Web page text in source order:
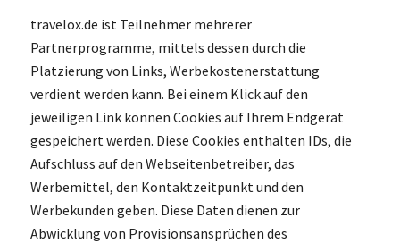
travelox.de ist Teilnehmer mehrerer
Partnerprogramme, mittels dessen durch die
Platzierung von Links, Werbekostenerstattung
verdient werden kann. Bei einem Klick auf den
jeweiligen Link können Cookies auf Ihrem Endgerät
gespeichert werden. Diese Cookies enthalten IDs, die
Aufschluss auf den Webseitenbetreiber, das
Werbemittel, den Kontaktzeitpunkt und den
Werbekunden geben. Diese Daten dienen zur
Abwicklung von Provisionsansprüchen des